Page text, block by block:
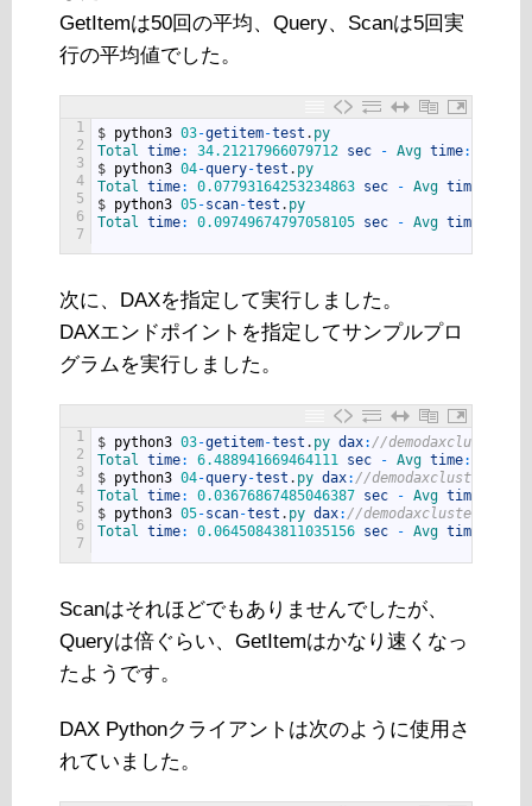
GetItemは50回の平均、Query、Scanは5回実
行の平均値でした。
1
2
3
4
5
6
7
$ python3 03-getitem-test . py
Total time: 34.21217966079712 sec - Avg time:
$ python3 04-query-test . py
Total time: 0.07793164253234863 sec - Avg time
$ python3 05-scan-test . py
Total time: 0.09749674797058105 sec - Avg time
次に、DAXを指定して実行しました。
DAXエンドポイントを指定してサンプルプロ
グラムを実行しました。
1
2
3
4
5
6
7
$ python3 03-getitem-test . py dax: //
Total time: 6.488941669464111 sec - Avg time:
$ python3 04-query-test . py dax: //
Total time: 0.03676867485046387 sec - Avg time
$ python3 05-scan-test . py dax: //
Total time: 0.06450843811035156 sec - Avg time
Scanはそれほどでもありませんでしたが、
Queryは倍ぐらい、GetItemはかなり速くなっ
たようです。
DAX Pythonクライアントは次のように使用さ
れていました。